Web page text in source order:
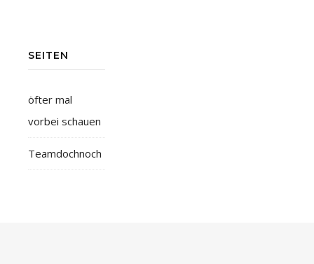
SEITEN
öfter mal
vorbei schauen
Teamdochnoch